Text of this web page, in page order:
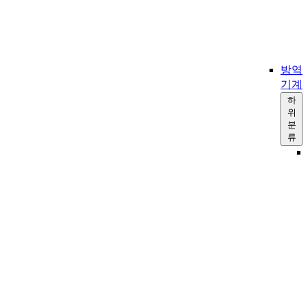
방역
기계
하
위
분
류